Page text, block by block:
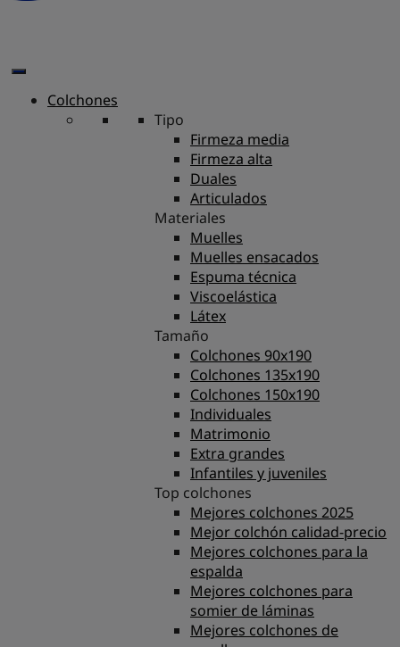
Colchones
Tipo
Firmeza media
Firmeza alta
Duales
Articulados
Materiales
Muelles
Muelles ensacados
Espuma técnica
Viscoelástica
Látex
Tamaño
Colchones 90x190
Colchones 135x190
Colchones 150x190
Individuales
Matrimonio
Extra grandes
Infantiles y juveniles
Top colchones
Mejores colchones 2025
Mejor colchón calidad-precio
Mejores colchones para la
espalda
Mejores colchones para
somier de láminas
Mejores colchones de